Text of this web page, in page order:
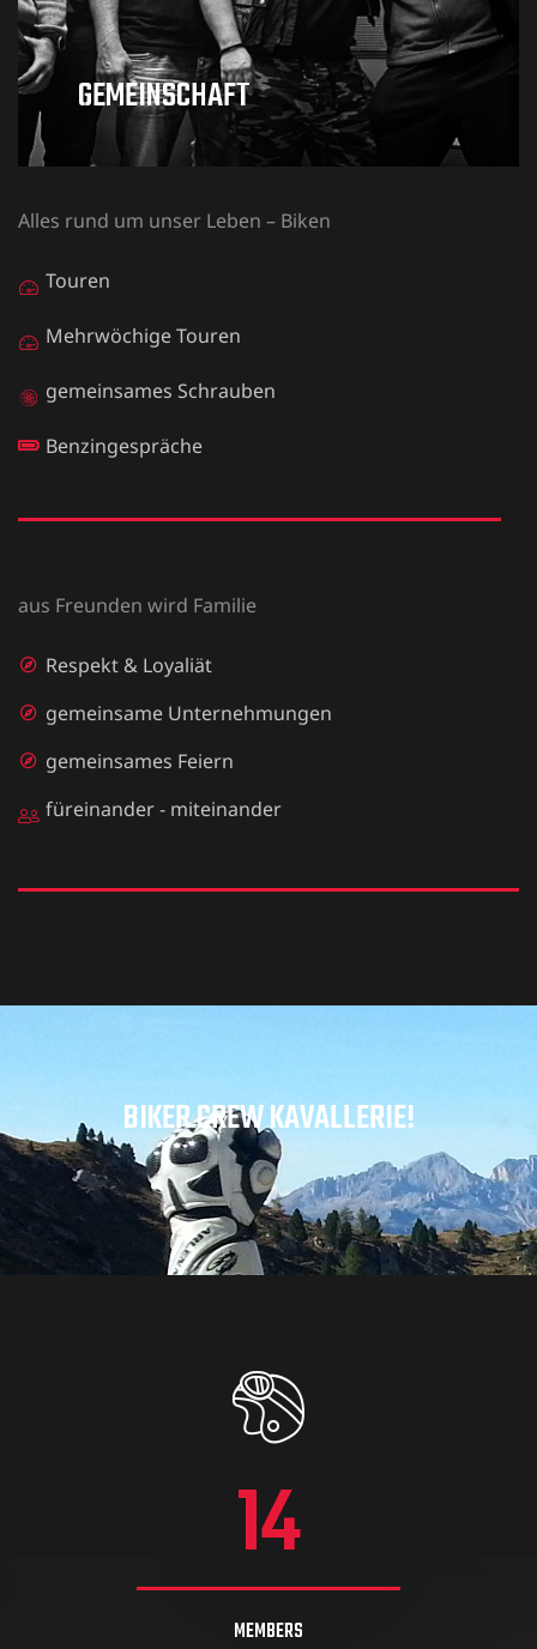
GEMEINSCHAFT
Alles rund um unser Leben – Biken
Touren
Mehrwöchige Touren
gemeinsames Schrauben
Benzingespräche
aus Freunden wird Familie
Respekt & Loyaliät
gemeinsame Unternehmungen
gemeinsames Feiern
füreinander - miteinander
BIKER CREW KAVALLERIE!
14
MEMBERS